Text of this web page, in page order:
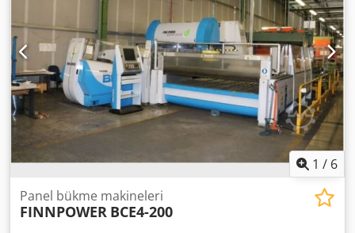
1 / 6
Panel bükme makineleri
FINNPOWER BCE4-200